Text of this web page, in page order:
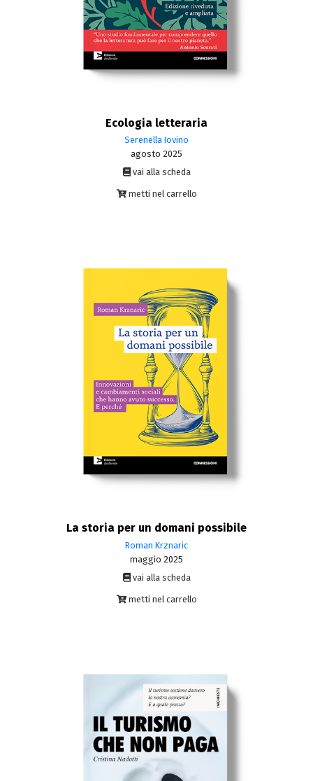
Ecologia letteraria
Serenella Iovino
agosto 2025
vai alla scheda
metti nel carrello
La storia per un domani possibile
Roman Krznaric
maggio 2025
vai alla scheda
metti nel carrello